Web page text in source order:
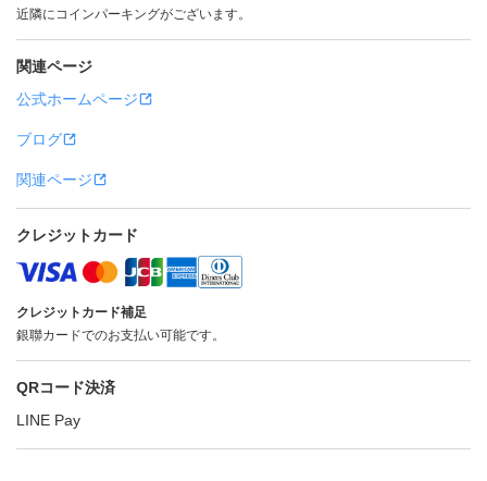
近隣にコインパーキングがございます。
関連ページ
公式ホームページ
ブログ
関連ページ
クレジットカード
クレジットカード補足
銀聯カードでのお支払い可能です。
QRコード決済
LINE Pay